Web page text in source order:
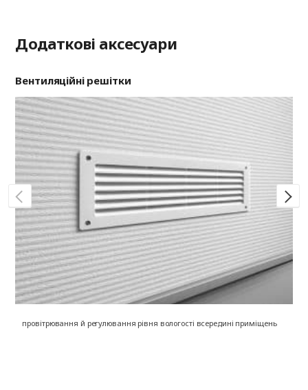
Додаткові аксесуари
Вентиляційні решітки
провітрювання й регулювання рівня вологості всередині приміщень